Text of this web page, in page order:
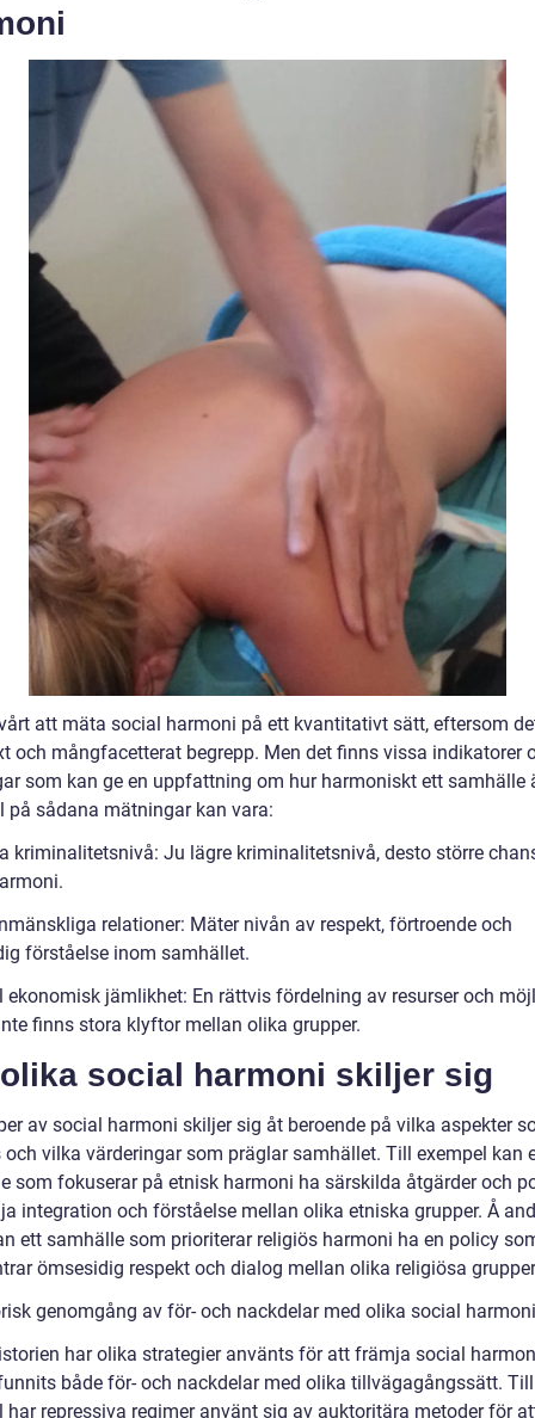
att mäta social harmoni på ett kvantitativt sätt, eftersom
och mångfacetterat begrepp. Men det finns vissa indikatorer
som kan ge en uppfattning om hur harmoniskt ett samhälle
på sådana mätningar kan vara:
kriminalitetsnivå: Ju lägre kriminalitetsnivå, desto större
relationer: Mäter nivån av respekt, förtroende och
förståelse inom samhället.
ekonomisk jämlikhet: En rättvis fördelning av resurser och
finns stora klyftor mellan olika grupper.
social harmoni skiljer sig
av social harmoni skiljer sig åt beroende på vilka aspekter
och vilka värderingar som präglar samhället. Till exempel kan
som fokuserar på etnisk harmoni ha särskilda åtgärder och
integration och förståelse mellan olika etniska grupper. Å
ett samhälle som prioriterar religiös harmoni ha en policy
ömsesidig respekt och dialog mellan olika religiösa
genomgång av för- och nackdelar med olika social harmoni
har olika strategier använts för att främja social
både för- och nackdelar med olika tillvägagångssätt. Till
har repressiva regimer använt sig av auktoritära metoder för